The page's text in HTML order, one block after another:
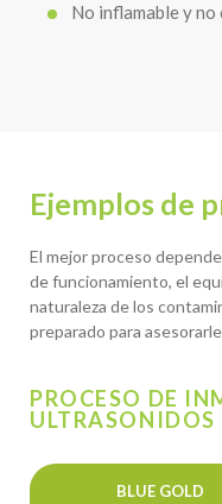
No inflamable y
Ejemplos de
El mejor proceso
de funcionamiento, el
naturaleza de los
preparado para
PROCESO DE
ULTRASONIDOS
BLUE GOLD